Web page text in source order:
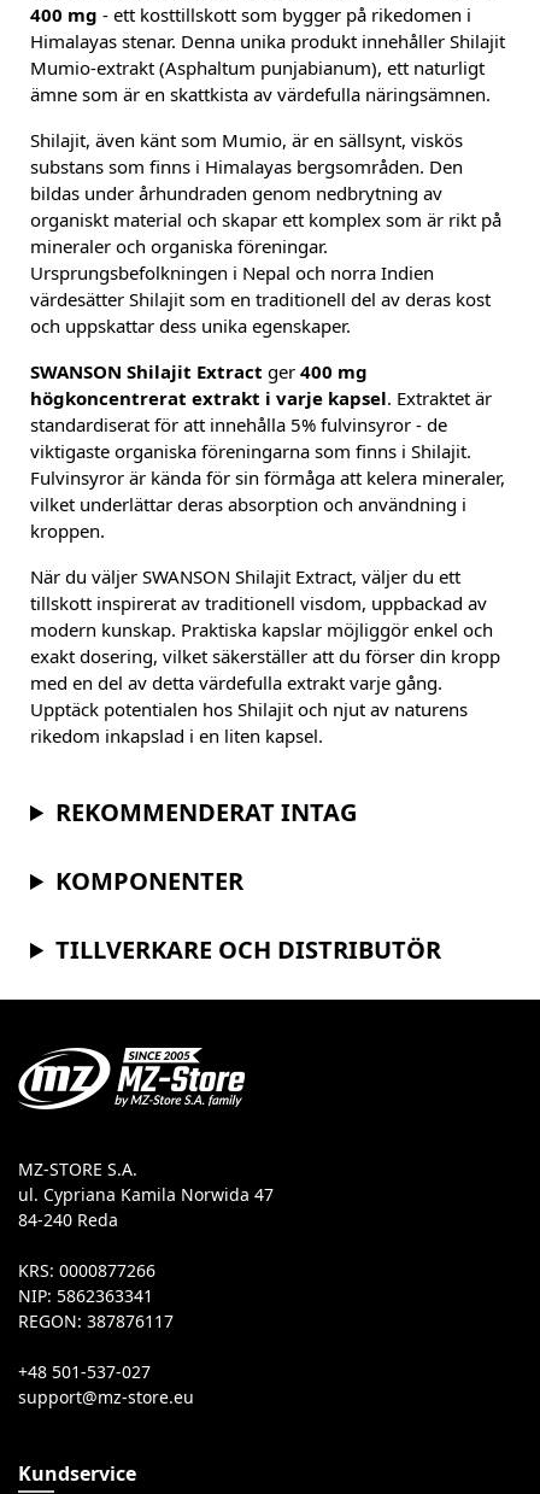
400 mg - ett kosttillskott som bygger på rikedomen i
Himalayas stenar. Denna unika produkt innehåller Shilajit
Mumio-extrakt (Asphaltum punjabianum), ett naturligt
ämne som är en skattkista av värdefulla näringsämnen.
Shilajit, även känt som Mumio, är en sällsynt, viskös
substans som finns i Himalayas bergsområden. Den
bildas under århundraden genom nedbrytning av
organiskt material och skapar ett komplex som är rikt på
mineraler och organiska föreningar.
Ursprungsbefolkningen i Nepal och norra Indien
värdesätter Shilajit som en traditionell del av deras kost
och uppskattar dess unika egenskaper.
SWANSON Shilajit Extract ger 400 mg
högkoncentrerat extrakt i varje kapsel . Extraktet är
standardiserat för att innehålla 5% fulvinsyror - de
viktigaste organiska föreningarna som finns i Shilajit.
Fulvinsyror är kända för sin förmåga att kelera mineraler,
vilket underlättar deras absorption och användning i
kroppen.
När du väljer SWANSON Shilajit Extract, väljer du ett
tillskott inspirerat av traditionell visdom, uppbackad av
modern kunskap. Praktiska kapslar möjliggör enkel och
exakt dosering, vilket säkerställer att du förser din kropp
med en del av detta värdefulla extrakt varje gång.
Upptäck potentialen hos Shilajit och njut av naturens
rikedom inkapslad i en liten kapsel.
REKOMMENDERAT INTAG
KOMPONENTER
TILLVERKARE OCH DISTRIBUTÖR
MZ-STORE S.A.
ul. Cypriana Kamila Norwida 47
84-240 Reda
KRS: 0000877266
NIP: 5862363341
REGON: 387876117
+48 501-537-027
Kundservice